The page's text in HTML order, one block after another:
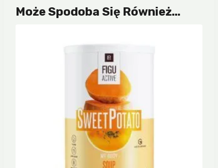
Może Spodoba Się Również…